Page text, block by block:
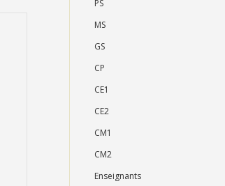
PS
MS
GS
CP
CE1
CE2
CM1
CM2
Enseignants